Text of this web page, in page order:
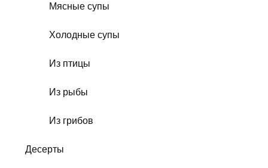
Мясные супы
Холодные супы
Из птицы
Из рыбы
Из грибов
Десерты